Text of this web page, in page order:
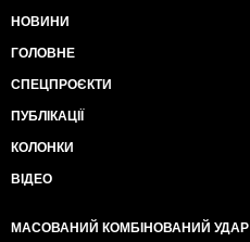
НОВИНИ
ГОЛОВНЕ
СПЕЦПРОЄКТИ
ПУБЛІКАЦІЇ
КОЛОНКИ
ВІДЕО
МАСОВАНИЙ КОМБІНОВАНИЙ УДАР